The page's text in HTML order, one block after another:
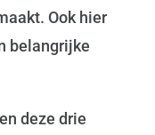
Ook hier
belangrijke
deze drie